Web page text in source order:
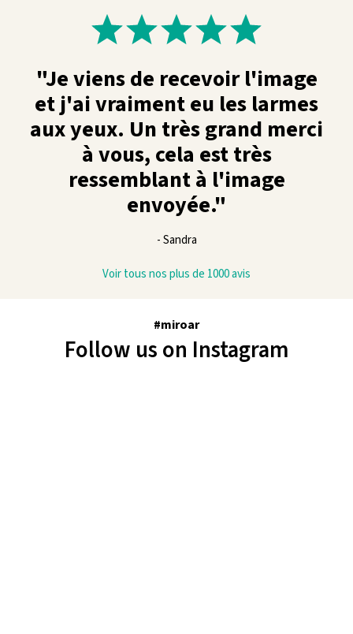
"Je viens de recevoir l'image
et j'ai vraiment eu les larmes
aux yeux. Un très grand merci
à vous, cela est très
ressemblant à l'image
envoyée."
- Sandra
Voir tous nos plus de 1000 avis
#miroar
Follow us on Instagram